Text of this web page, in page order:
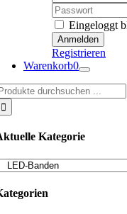
Password:
Eingeloggt
Registrieren
Warenkorb0
Kategorie